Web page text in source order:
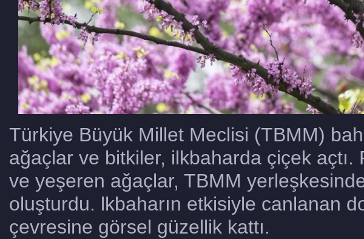
Türkiye Büyük Millet Meclisi (TBMM)
ağaçlar ve bitkiler, ilkbaharda çiçek açtı.
ve yeşeren ağaçlar, TBMM
oluşturdu. lkbaharın etkisiyle canlanan
çevresine görsel güzellik kattı.